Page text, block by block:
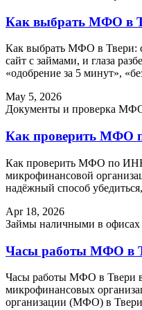
Как выбрать МФО в
Как выбрать МФО в Твери:
сайт с займами, и глаза
«одобрение за 5 минут»,
May 5, 2026
Документы и проверка
Как проверить МФО
Как проверить МФО по
микрофинансовой
надёжный способ
Apr 18, 2026
Займы наличными в офисах
Часы работы МФО в
Часы работы МФО в Твери
микрофинансовых
организации (МФО) в